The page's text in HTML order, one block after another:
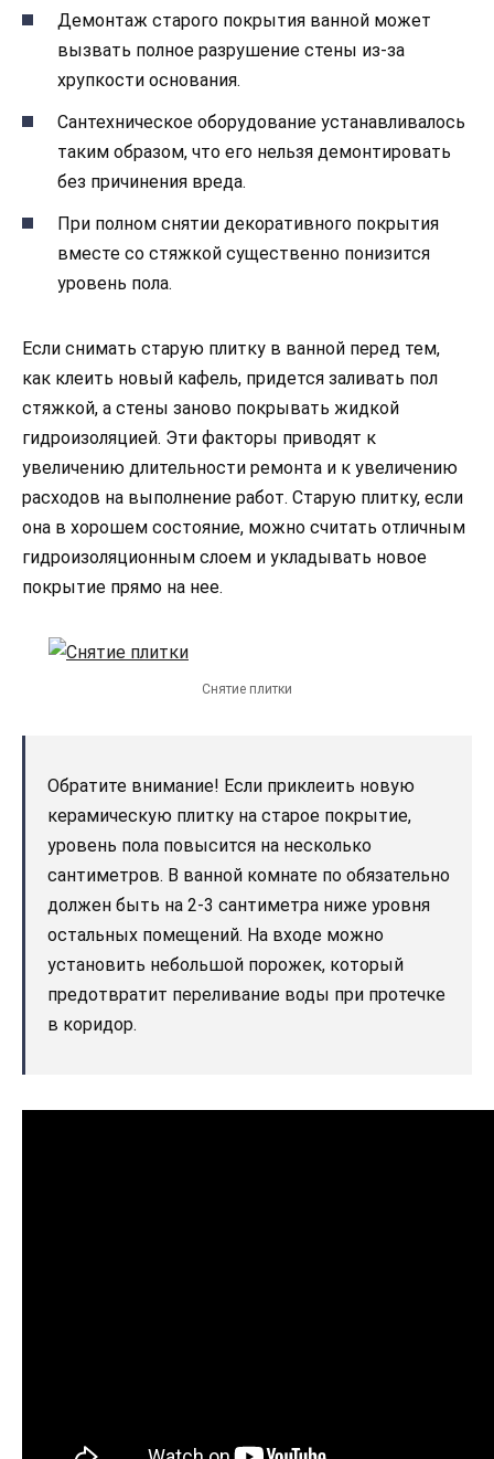
Демонтаж старого покрытия ванной может
вызвать полное разрушение стены из-за
хрупкости основания.
Сантехническое оборудование устанавливалось
таким образом, что его нельзя демонтировать
без причинения вреда.
При полном снятии декоративного покрытия
вместе со стяжкой существенно понизится
уровень пола.
Если снимать старую плитку в ванной перед тем,
как клеить новый кафель, придется заливать пол
стяжкой, а стены заново покрывать жидкой
гидроизоляцией. Эти факторы приводят к
увеличению длительности ремонта и к увеличению
расходов на выполнение работ. Старую плитку, если
она в хорошем состояние, можно считать отличным
гидроизоляционным слоем и укладывать новое
покрытие прямо на нее.
Снятие плитки
Обратите внимание! Если приклеить новую
керамическую плитку на старое покрытие,
уровень пола повысится на несколько
сантиметров. В ванной комнате по обязательно
должен быть на 2-3 сантиметра ниже уровня
остальных помещений. На входе можно
установить небольшой порожек, который
предотвратит переливание воды при протечке
в коридор.